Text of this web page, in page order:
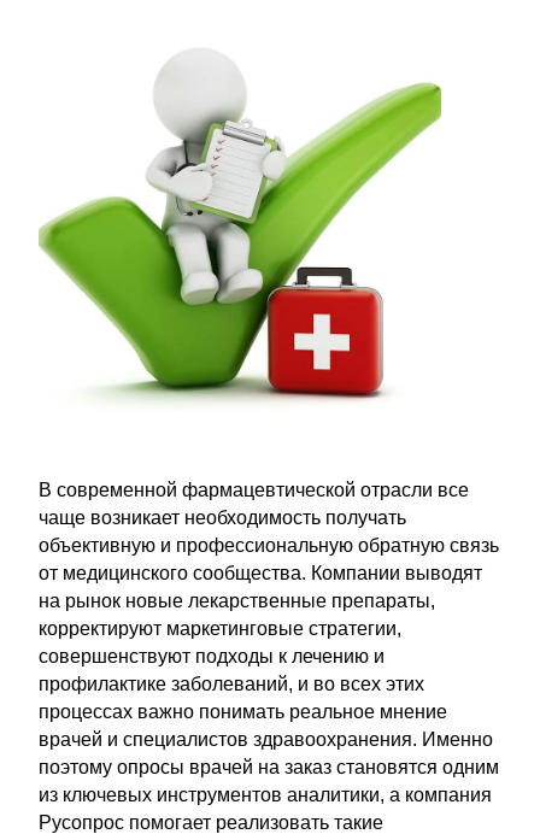
В современной фармацевтической отрасли все
чаще возникает необходимость получать
объективную и профессиональную обратную связь
от медицинского сообщества. Компании выводят
на рынок новые лекарственные препараты,
корректируют маркетинговые стратегии,
совершенствуют подходы к лечению и
профилактике заболеваний, и во всех этих
процессах важно понимать реальное мнение
врачей и специалистов здравоохранения. Именно
поэтому опросы врачей на заказ становятся одним
из ключевых инструментов аналитики, а компания
Русопрос помогает реализовать такие